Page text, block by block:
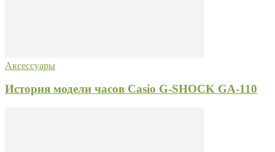
Аксессуары
История модели часов Casio G-SHOCK GA-110